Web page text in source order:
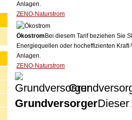
Anlagen.
ZENO-Naturstrom
Ökostrom Bei diesem Tarif beziehen Sie
Energiequellen oder hocheffizienten
Anlagen.
ZENO-Naturstrom
GrundversorgerDieser